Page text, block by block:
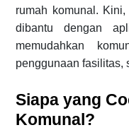
rumah komunal.
dibantu dengan
memudahkan
penggunaan fasilitas,
Siapa yang
Komunal?